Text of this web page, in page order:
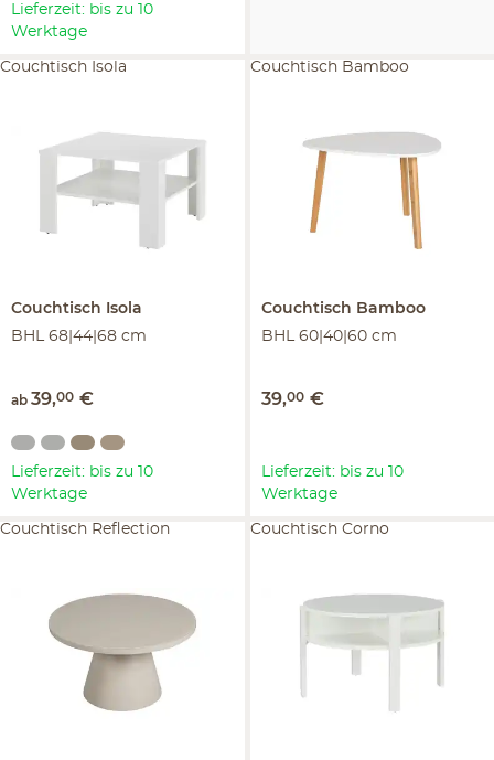
Lieferzeit: bis zu 10
Werktage
Couchtisch
Isola
BHL 68|44|68 cm
ab 39,00 €
Couchtisch Isola
Lieferzeit: bis zu 10
Werktage
Couchtisch Bamboo
BHL 60|40|60 cm
39,00 €
Couchtisch Bamboo
Lieferzeit: bis zu 10
Werktage
Couchtisch Reflection Couchtisch Corno